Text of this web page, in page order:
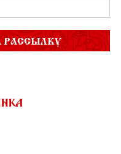
РАССЫЛКУ